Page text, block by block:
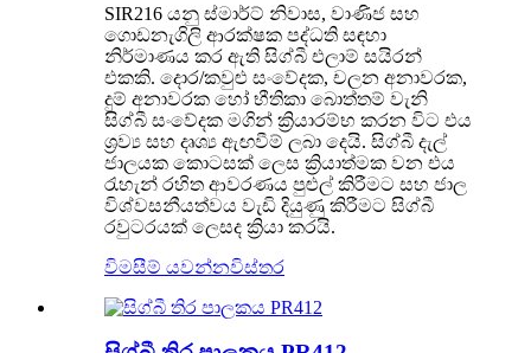
SIR216 යනු ස්මාර්ට් නිවාස, වාණිජ සහ
ගොඩනැගිලි ආරක්ෂක පද්ධති සඳහා
නිර්මාණය කර ඇති සිග්බී එලාම් සයිරන්
එකකි. දොර/කවුළු සංවේදක, චලන අනාවරක,
දුම් අනාවරක හෝ භීතිකා බොත්තම් වැනි
සිග්බී සංවේදක මගින් ක්‍රියාරම්භ කරන විට එය
ශ්‍රව්‍ය සහ දෘශ්‍ය ඇඟවීම් ලබා දෙයි. සිග්බී දැල්
ජාලයක කොටසක් ලෙස ක්‍රියාත්මක වන එය
රැහැන් රහිත ආවරණය පුළුල් කිරීමට සහ ජාල
විශ්වසනීයත්වය වැඩි දියුණු කිරීමට සිග්බී
රවුටරයක් ​​ලෙසද ක්‍රියා කරයි.
විමසීම් යවන්නවිස්තර